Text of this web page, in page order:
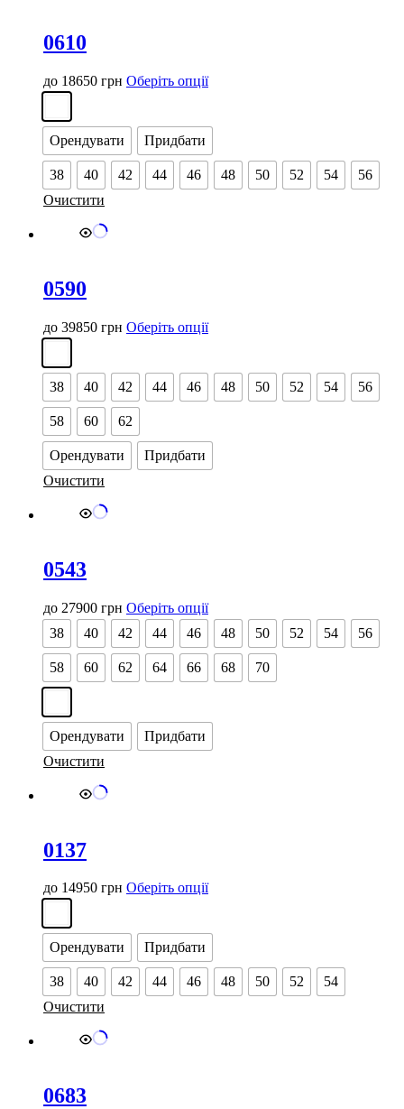
0610
до 18650 грн Оберіть опціїЦей
кілька
Параметри
можна
вибрати
Орендувати Придбати
38 40 42 44 46 48 50 52 54
56
Очистити
0590
до 39850 грн Оберіть опціїЦей
кілька
варіантів.
вибрати
сторінці
38 40 42 44 46 48 50 52 54 56
58 60 62
Орендувати
Придбати
Очистити
0543
до 27900 грн Оберіть опціїЦей
товар
має
кілька
варіантів.
вибрати
сторінці
38 40 42 44 46 48 50 52 54 56
58 60 62 64 66 68 70
Орендувати
Придбати
Очистити
0137
до 14950 грн Оберіть опціїЦей
кілька
Параметри
можна
вибрати
Орендувати Придбати
38 40 42 44 46 48 50 52
54
Очистити
0683